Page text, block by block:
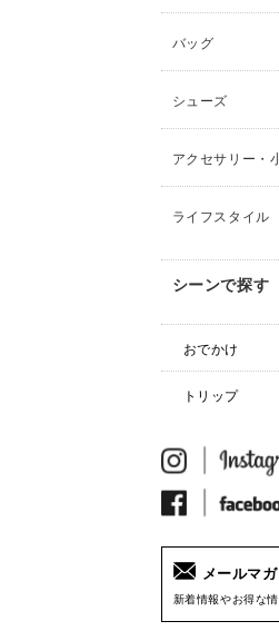
バッグ
シューズ
アクセサリー・
ライフスタイル
シーンで探す
おでかけ
トリップ
メールマ
新着情報やお得な